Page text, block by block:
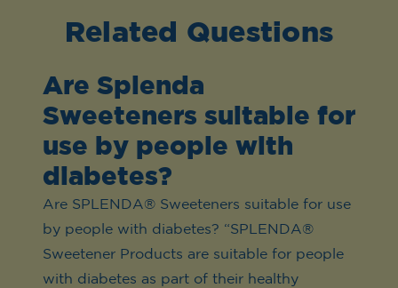
Related Questions
Are Splenda
Sweeteners suitable for
use by people with
diabetes?
Are SPLENDA® Sweeteners suitable for use
by people with diabetes? “SPLENDA®
Sweetener Products are suitable for people
with diabetes as part of their healthy